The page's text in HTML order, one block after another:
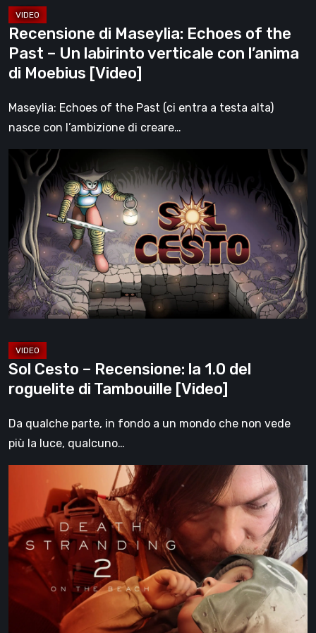
verticale
con
l’anima
di
Recensione di Maseylia: Echoes of the
Past – Un labirinto verticale con l’anima
di Moebius [Video]
Maseylia: Echoes of the Past (ci entra a testa alta)
nasce con l’ambizione di creare…
Cesto
Recensione:
la
1.0
del
roguelite
di
[Video]
Sol Cesto – Recensione: la 1.0 del
roguelite di Tambouille [Video]
Da qualche parte, in fondo a un mondo che non vede
più la luce, qualcuno…
Stranding
On
the
Beach,
recensione